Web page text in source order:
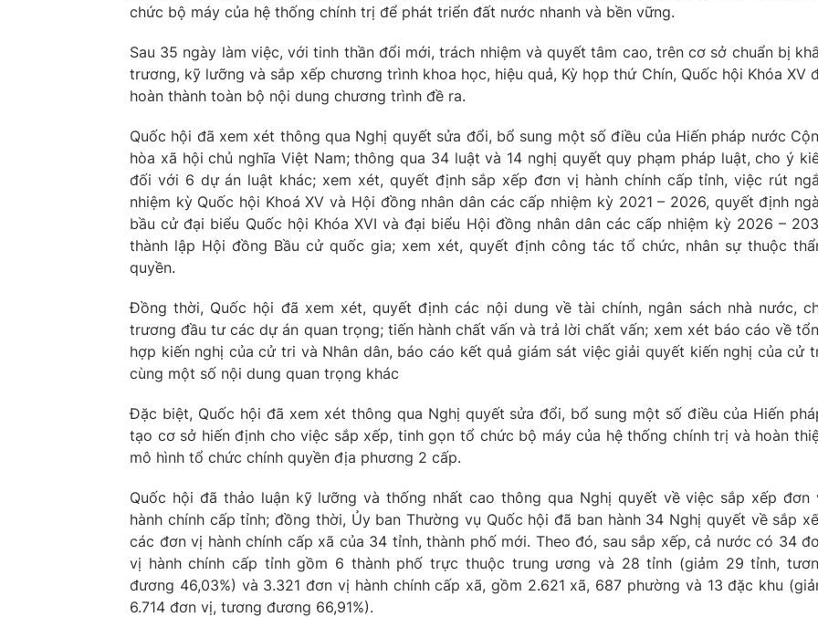
chức bộ máy của hệ thống chính trị để phát triển đất nước nhanh và bền vững.
Sau 35 ngày làm việc, với tinh thần đổi mới, trách nhiệm và quyết tâm cao, trên cơ sở chuẩn bị
trương, kỹ lưỡng và sắp xếp chương trình khoa học, hiệu quả, Kỳ họp thứ Chín, Quốc hội Khóa XV
hoàn thành toàn bộ nội dung chương trình đề ra.
Quốc hội đã xem xét thông qua Nghị quyết sửa đổi, bổ sung một số điều của Hiến pháp nước
hòa xã hội chủ nghĩa Việt Nam; thông qua 34 luật và 14 nghị quyết quy phạm pháp luật, cho ý
đối với 6 dự án luật khác; xem xét, quyết định sắp xếp đơn vị hành chính cấp tỉnh, việc rút
nhiệm kỳ Quốc hội Khoá XV và Hội đồng nhân dân các cấp nhiệm kỳ 2021 – 2026, quyết định
bầu cử đại biểu Quốc hội Khóa XVI và đại biểu Hội đồng nhân dân các cấp nhiệm kỳ 2026 –
thành lập Hội đồng Bầu cử quốc gia; xem xét, quyết định công tác tổ chức, nhân sự thuộc
quyền.
Đồng thời, Quốc hội đã xem xét, quyết định các nội dung về tài chính, ngân sách nhà nước,
trương đầu tư các dự án quan trọng; tiến hành chất vấn và trả lời chất vấn; xem xét báo cáo về
hợp kiến nghị của cử tri và Nhân dân, báo cáo kết quả giám sát việc giải quyết kiến nghị của cử
cùng một số nội dung quan trọng khác
Đặc biệt, Quốc hội đã xem xét thông qua Nghị quyết sửa đổi, bổ sung một số điều của Hiến
tạo cơ sở hiến định cho việc sắp xếp, tinh gọn tổ chức bộ máy của hệ thống chính trị và hoàn
mô hình tổ chức chính quyền địa phương 2 cấp.
Quốc hội đã thảo luận kỹ lưỡng và thống nhất cao thông qua Nghị quyết về việc sắp xếp đơn
hành chính cấp tỉnh; đồng thời, Ủy ban Thường vụ Quốc hội đã ban hành 34 Nghị quyết về sắp
các đơn vị hành chính cấp xã của 34 tỉnh, thành phố mới. Theo đó, sau sắp xếp, cả nước có 34
vị hành chính cấp tỉnh gồm 6 thành phố trực thuộc trung ương và 28 tỉnh (giảm 29 tỉnh,
đương 46,03%) và 3.321 đơn vị hành chính cấp xã, gồm 2.621 xã, 687 phường và 13 đặc khu
6.714 đơn vị, tương đương 66,91%).